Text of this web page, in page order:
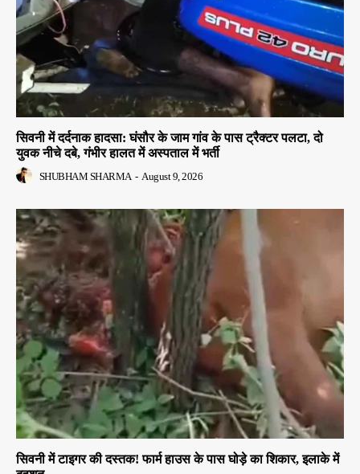
सिवनी में दर्दनाक हादसा: घंसौर के जाम गांव के पास ट्रैक्टर पलटा, दो
युवक नीचे दबे, गंभीर हालत में अस्पताल में भर्ती
SHUBHAM SHARMA - August 9, 2026
सिवनी में टाइगर की दस्तक! फार्म हाउस के पास घोड़े का शिकार, इलाके में